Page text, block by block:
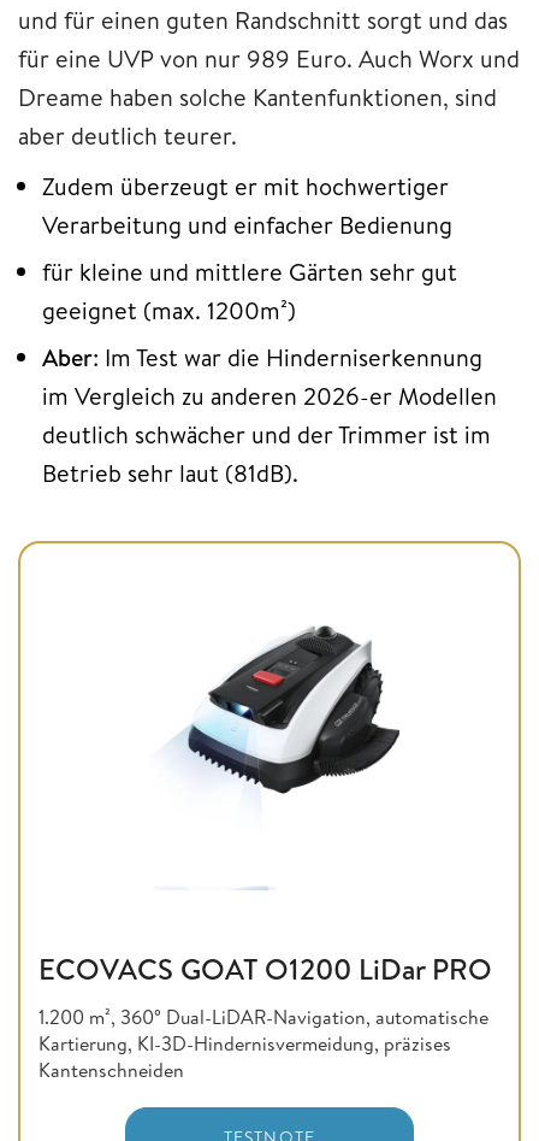
und für einen guten Randschnitt sorgt und das
für eine UVP von nur 989 Euro. Auch Worx und
Dreame haben solche Kantenfunktionen, sind
aber deutlich teurer.
Zudem überzeugt er mit hochwertiger
Verarbeitung und einfacher Bedienung
für kleine und mittlere Gärten sehr gut
geeignet (max. 1200m²)
Aber: Im Test war die Hinderniserkennung
im Vergleich zu anderen 2026-er Modellen
deutlich schwächer und der Trimmer ist im
Betrieb sehr laut (81dB).
ECOVACS GOAT O1200 LiDar PRO
1.200 m², 360° Dual-LiDAR-Navigation, automatische
Kartierung, KI-3D-Hindernisvermeidung, präzises
Kantenschneiden